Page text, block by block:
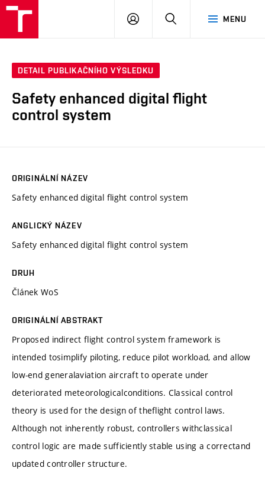
MENU
PŘIHLÁSIT
DETAIL PUBLIKAČNÍHO VÝSLEDKU
Safety enhanced digital flight
control system
ORIGINÁLNÍ NÁZEV
Safety enhanced digital flight control system
ANGLICKÝ NÁZEV
Safety enhanced digital flight control system
DRUH
Článek WoS
ORIGINÁLNÍ ABSTRAKT
Proposed indirect flight control system framework is
intended tosimplify piloting, reduce pilot workload, and allow
low-end generalaviation aircraft to operate under
deteriorated meteorologicalconditions. Classical control
theory is used for the design of theflight control laws.
Although not inherently robust, controllers withclassical
control logic are made sufficiently stable using a correctand
updated controller structure.